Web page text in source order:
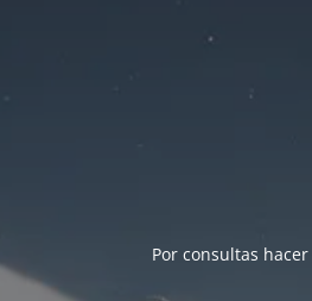
Por consultas hacer